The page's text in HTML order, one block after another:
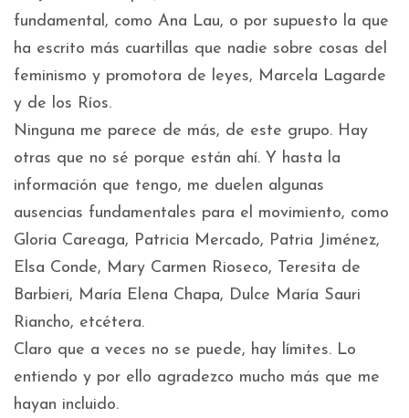
fundamental, como Ana Lau, o por supuesto la que
ha escrito más cuartillas que nadie sobre cosas del
feminismo y promotora de leyes, Marcela Lagarde
y de los Ríos.
Ninguna me parece de más, de este grupo. Hay
otras que no sé porque están ahí. Y hasta la
información que tengo, me duelen algunas
ausencias fundamentales para el movimiento, como
Gloria Careaga, Patricia Mercado, Patria Jiménez,
Elsa Conde, Mary Carmen Rioseco, Teresita de
Barbieri, María Elena Chapa, Dulce María Sauri
Riancho, etcétera.
Claro que a veces no se puede, hay límites. Lo
entiendo y por ello agradezco mucho más que me
hayan incluido.